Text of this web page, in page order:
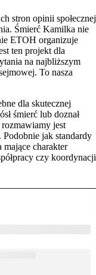
stron opinii społecznej
Śmierć Kamilka nie
ETOH organizuje
ten projekt dla
na najbliższym
To nasza
dla skutecznej
śmierć lub doznał
rozmawiamy jest
jak standardy
charakter
czy koordynacji